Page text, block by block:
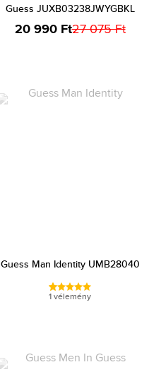
Guess JUXB03238JWYGBKL
20 990 Ft27 075 Ft
Guess Man Identity UMB28040
1 vélemény